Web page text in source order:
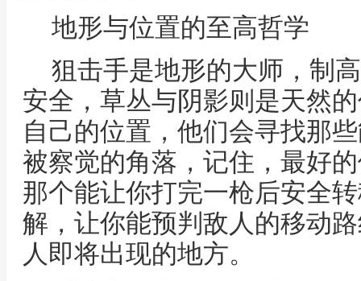
地形与位置的至高哲学
狙击手是地形的大师，制
安全，草丛与阴影则是天然
自己的位置，他们会寻找那
被察觉的角落，记住，最好
那个能让你打完一枪后安全
解，让你能预判敌人的移动
人即将出现的地方。